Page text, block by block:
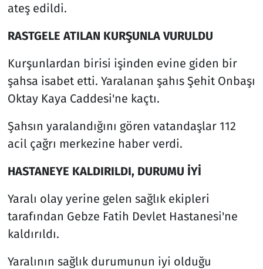
ateş edildi.
RASTGELE ATILAN KURŞUNLA VURULDU
Kurşunlardan birisi işinden evine giden bir
şahsa isabet etti. Yaralanan şahıs Şehit Onbaşı
Oktay Kaya Caddesi'ne kaçtı.
Şahsın yaralandığını gören vatandaşlar 112
acil çağrı merkezine haber verdi.
HASTANEYE KALDIRILDI, DURUMU İYİ
Yaralı olay yerine gelen sağlık ekipleri
tarafından Gebze Fatih Devlet Hastanesi'ne
kaldırıldı.
Yaralının sağlık durumunun iyi olduğu
Teknoloji ve Bilim